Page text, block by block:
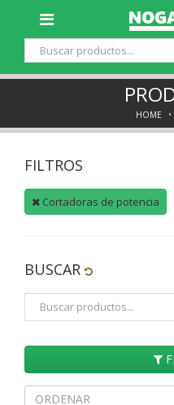
HOME
FILTROS
Cortadoras de potencia
BUSCAR
ORDENAR